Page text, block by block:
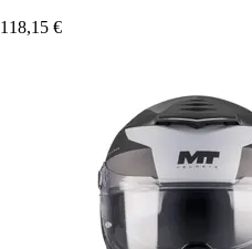
118,15 €